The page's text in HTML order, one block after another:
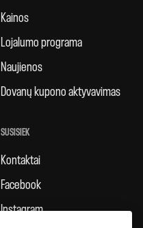
Kainos
Lojalumo programa
Naujienos
Dovanų kupono aktyvavimas
SUSISIEK
Kontaktai
Facebook
Instagram